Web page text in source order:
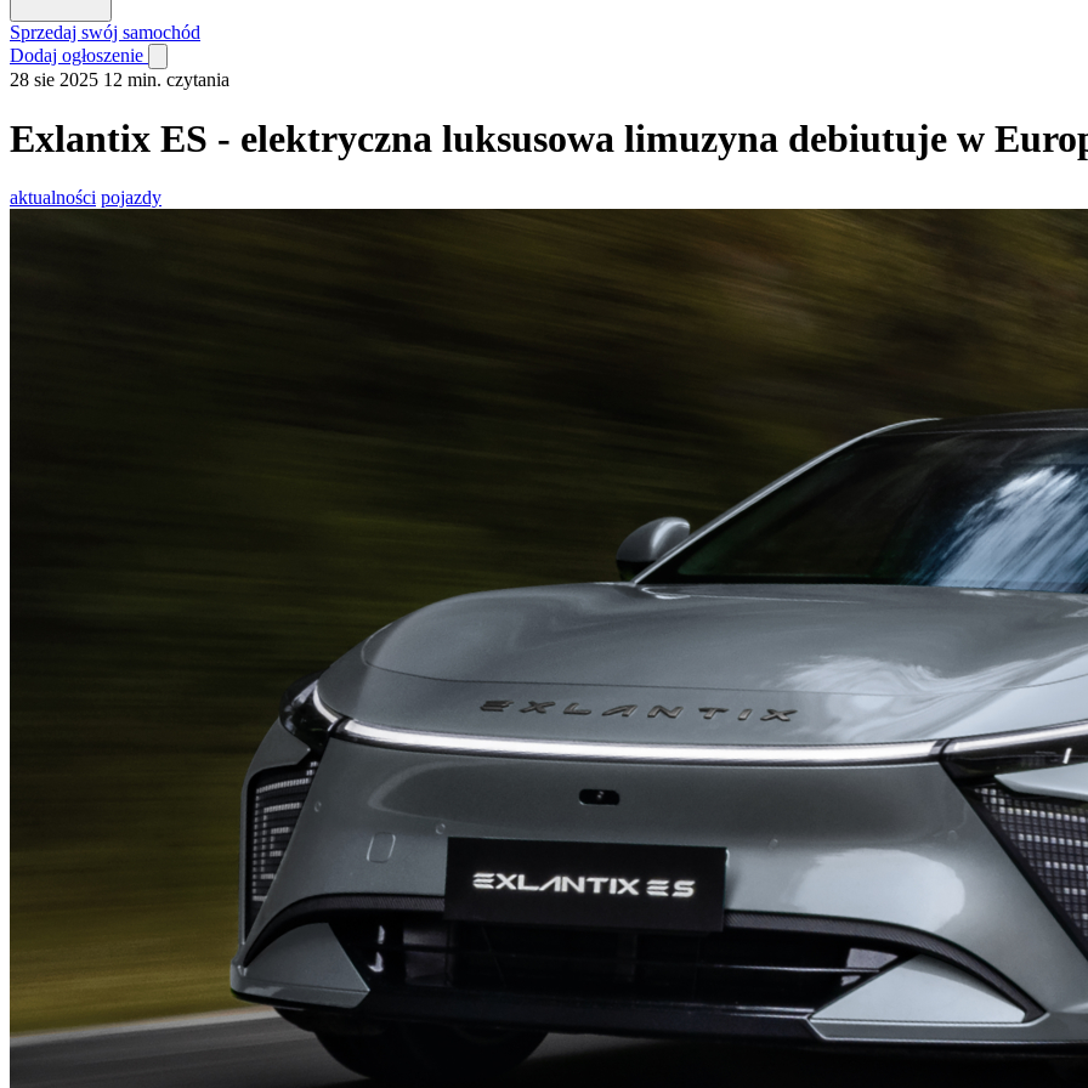
Sprzedaj swój samochód
Dodaj ogłoszenie
28 sie 2025 12 min. czytania
Exlantix ES - elektryczna luksusowa limuzyna debiutuje w
aktualności pojazdy